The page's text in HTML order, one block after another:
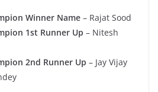
Winner Name – Rajat Sood
1st Runner Up – Nitesh
2nd Runner Up – Jay Vijay